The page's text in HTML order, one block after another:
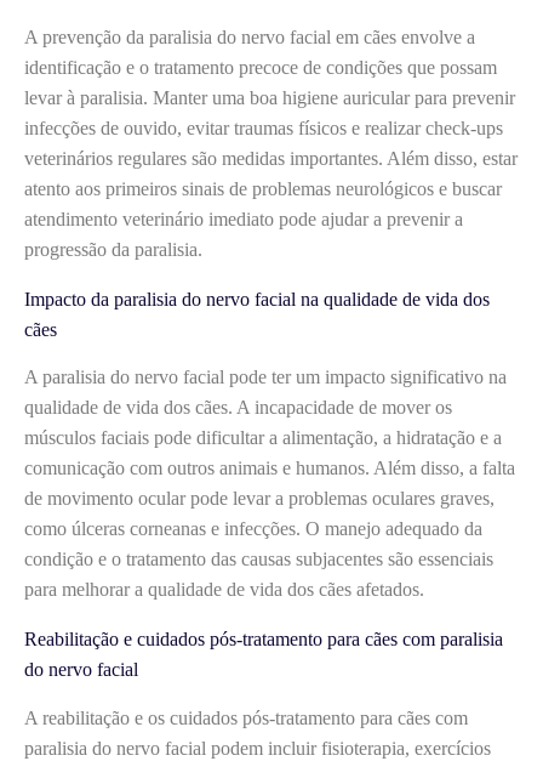
A prevenção da paralisia do nervo facial em cães envolve a
identificação e o tratamento precoce de condições que possam
levar à paralisia. Manter uma boa higiene auricular para prevenir
infecções de ouvido, evitar traumas físicos e realizar check-ups
veterinários regulares são medidas importantes. Além disso, estar
atento aos primeiros sinais de problemas neurológicos e buscar
atendimento veterinário imediato pode ajudar a prevenir a
progressão da paralisia.
Impacto da paralisia do nervo facial na qualidade de vida dos
cães
A paralisia do nervo facial pode ter um impacto significativo na
qualidade de vida dos cães. A incapacidade de mover os
músculos faciais pode dificultar a alimentação, a hidratação e a
comunicação com outros animais e humanos. Além disso, a falta
de movimento ocular pode levar a problemas oculares graves,
como úlceras corneanas e infecções. O manejo adequado da
condição e o tratamento das causas subjacentes são essenciais
para melhorar a qualidade de vida dos cães afetados.
Reabilitação e cuidados pós-tratamento para cães com paralisia
do nervo facial
A reabilitação e os cuidados pós-tratamento para cães com
paralisia do nervo facial podem incluir fisioterapia, exercícios